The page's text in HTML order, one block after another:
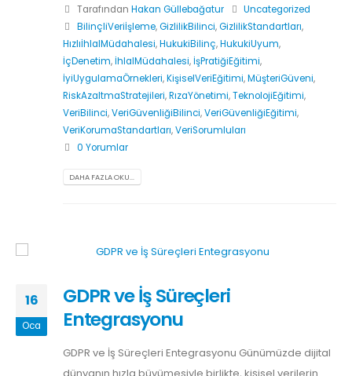
Tarafından Hakan Güllebağatur
Uncategorized
BilinçliVeriİşleme,GizlilikBilinci,GizlilikStandartları,
HızlıİhlalMüdahalesi,HukukiBilinç,HukukiUyum,
İçDenetim, İhlalMüdahalesi, İşPratiğiEğitimi,
İyiUygulamaÖrnekleri,KişiselVeriEğitimi,MüşteriGüveni,
RiskAzaltmaStratejileri,RızaYönetimi,TeknolojiEğitimi,
VeriBilinci,VeriGüvenliğiBilinci,VeriGüvenliğiEğitimi,
VeriKorumaStandartları,VeriSorumluları
0 Yorumlar
DAHA FAZLA OKU...
16
Oca
GDPR ve İş Süreçleri
Entegrasyonu
GDPR ve İş Süreçleri Entegrasyonu Günümüzde dijital
dünyanın hızla büyümesiyle birlikte, kişisel verilerin